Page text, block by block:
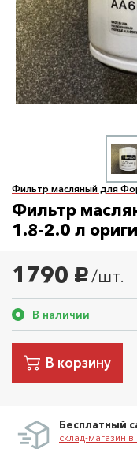
Фильтр масляный для
Фильтр
1.8-2.0 л
1790 руб. /шт.
В наличии
В корзину
Бесплатный
склад-магазин